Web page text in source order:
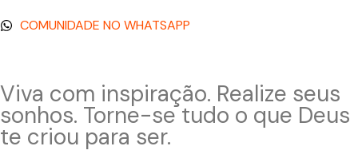
COMUNIDADE NO WHATSAPP
Viva com inspiração. Realize seus
sonhos. Torne-se tudo o que Deus
te criou para ser.